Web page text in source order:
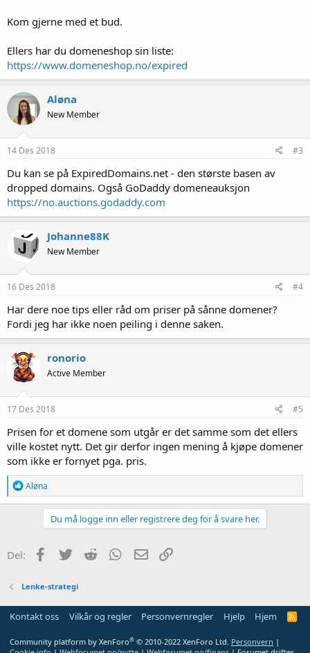
Kom gjerne med et bud.
Ellers har du domeneshop sin liste:
https://www.domeneshop.no/expired
Aløna
New Member
14 Des 2018 #3
Du kan se på ExpiredDomains.net - den største basen av
dropped domains. Også GoDaddy domeneauksjon
https://no.auctions.godaddy.com
Johanne88K
New Member
16 Des 2018 #4
Har dere noe tips eller råd om priser på sånne domener?
Fordi jeg har ikke noen peiling i denne saken.
ronorio
Active Member
17 Des 2018 #5
Prisen for et domene som utgår er det samme som det ellers
ville kostet nytt. Det gir derfor ingen mening å kjøpe domener
som ikke er fornyet pga. pris.
R
e
a
r
Aløna
Du må logge inn eller registrere deg for å svare her.
Del: Facebook
Twitter Reddit WhatsApp
E-post
Lenke-strategi
Kontakt oss Vilkår og regler Personvernregler Hjelp Hjem
R
Community platform by XenForo® © 2010-2022 XenForo Ltd. Personvern |